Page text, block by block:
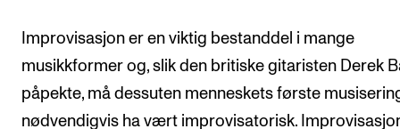
Improvisasjon er en viktig bestanddel i mange
musikkformer og, slik den britiske gitaristen Derek
påpekte, må dessuten menneskets første
nødvendigvis ha vært improvisatorisk.